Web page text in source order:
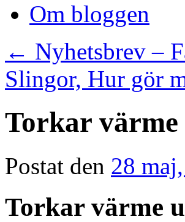
Om bloggen
← Nyhetsbrev –
Slingor, Hur gör
Torkar
Postat den 28
Torkar värme